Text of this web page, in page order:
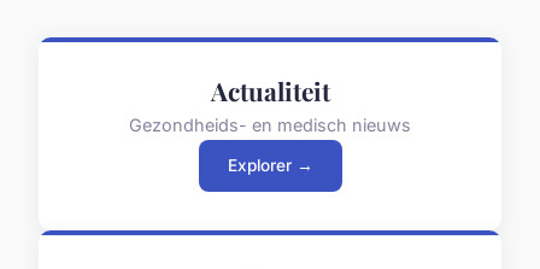
Actualiteit
Gezondheids- en medisch nieuws
Explorer →